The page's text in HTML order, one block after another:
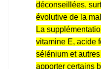
déconseillées,
évolutive de la
La
vitamine E, acide
sélénium et
apporter certains